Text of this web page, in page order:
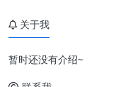
关于我
暂时还没有介绍~